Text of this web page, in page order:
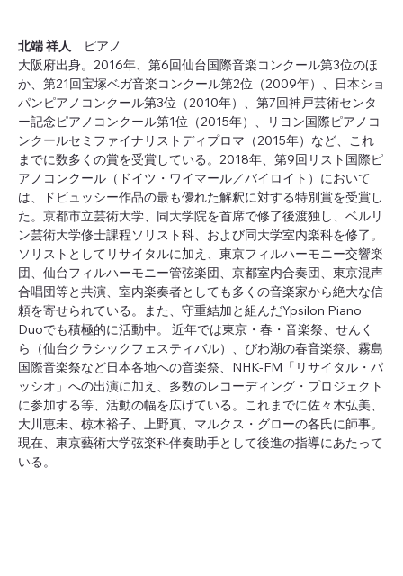
北端 祥人
ピアノ
大阪府出身。2016年、第6回仙台国際音楽コンクール第3位のほ
か、第21回宝塚ベガ音楽コンクール第2位（2009年）、日本ショ
パンピアノコンクール第3位（2010年）、第7回神戸芸術センタ
ー記念ピアノコンクール第1位（2015年）、リヨン国際ピアノコ
ンクールセミファイナリストディプロマ（2015年）など、これ
までに数多くの賞を受賞している。2018年、第9回リスト国際ピ
アノコンクール（ドイツ・ワイマール／バイロイト）において
は、ドビュッシー作品の最も優れた解釈に対する特別賞を受賞し
た。京都市立芸術大学、同大学院を首席で修了後渡独し、ベルリ
ン芸術大学修士課程ソリスト科、および同大学室内楽科を修了。
ソリストとしてリサイタルに加え、東京フィルハーモニー交響楽
団、仙台フィルハーモニー管弦楽団、京都室内合奏団、東京混声
合唱団等と共演、室内楽奏者としても多くの音楽家から絶大な信
頼を寄せられている。また、守重結加と組んだYpsilon Piano
Duoでも積極的に活動中。 近年では東京・春・音楽祭、せんく
ら（仙台クラシックフェスティバル）、びわ湖の春音楽祭、霧島
国際音楽祭など日本各地への音楽祭、NHK-FM「リサイタル・パ
ッシオ」への出演に加え、多数のレコーディング・プロジェクト
に参加する等、活動の幅を広げている。これまでに佐々木弘美、
大川恵未、椋木裕子、上野真、マルクス・グローの各氏に師事。
現在、東京藝術大学弦楽科伴奏助手として後進の指導にあたって
いる。